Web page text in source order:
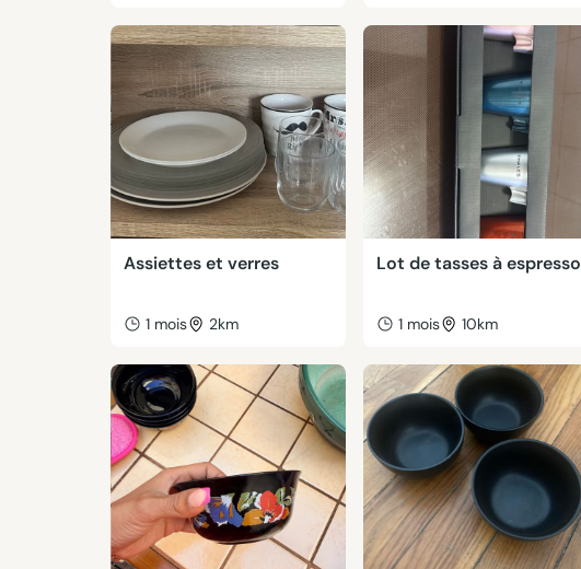
Assiettes et verres
1 mois 2km
Lot de tasses à espresso
1 mois 10km